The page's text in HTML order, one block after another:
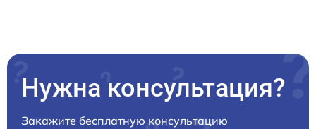
Нужна консультация?
Закажите бесплатную консультацию